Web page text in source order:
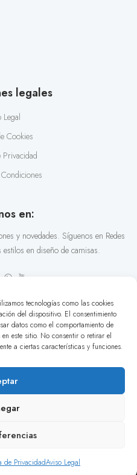
tecnologías como las cookies
del dispositivo. El consentimiento
datos como el comportamiento de
este sitio. No consentir o retirar el
a ciertas características y funciones.
de PrivacidadAviso Legal
legales
Legal
Cookies
Privacidad
en:
y novedades. Síguenos en Redes
en diseño de camisas.
reservados. | Design by